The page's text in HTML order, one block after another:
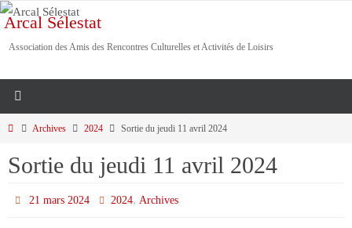
Passer
vers
Arcal Sélestat
Association des Amis des Rencontres Culturelles et Activités de Loisirs
HomeArchives 2024 Sortie du jeudi 11 avril 2024
Sortie du jeudi 11 avril 2024
21 mars 2024 2024, Archives